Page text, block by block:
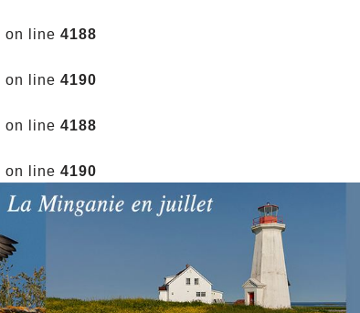
on line 4188
on line 4190
on line 4188
on line 4190